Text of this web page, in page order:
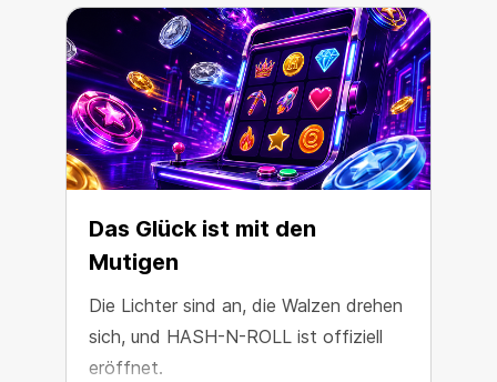
Das Glück ist mit den
Mutigen
Die Lichter sind an, die Walzen drehen
sich, und HASH-N-ROLL ist offiziell
eröffnet.